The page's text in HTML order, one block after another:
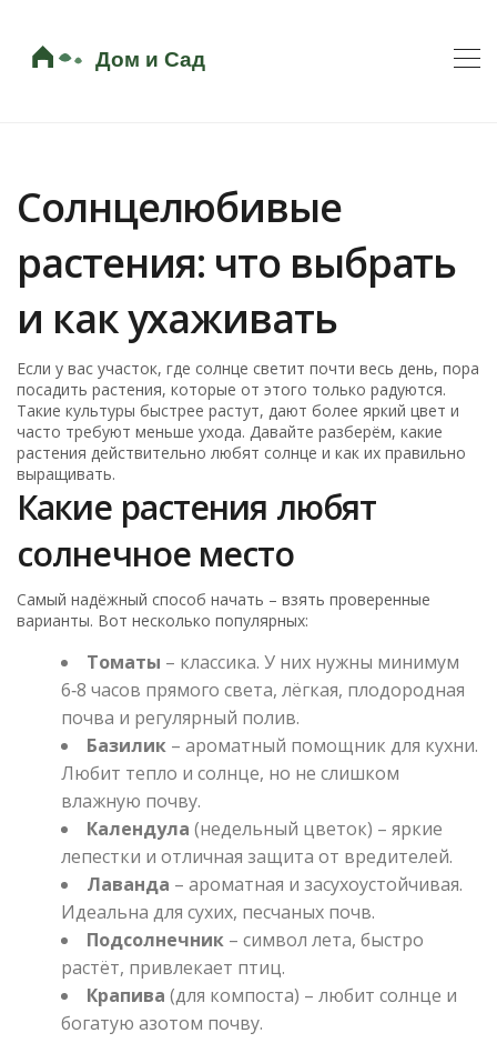
Солнцелюбивые
растения: что выбрать
и как ухаживать
Если у вас участок, где солнце светит почти весь день, пора
посадить растения, которые от этого только радуются.
Такие культуры быстрее растут, дают более яркий цвет и
часто требуют меньше ухода. Давайте разберём, какие
растения действительно любят солнце и как их правильно
выращивать.
Какие растения любят
солнечное место
Самый надёжный способ начать – взять проверенные
варианты. Вот несколько популярных:
Томаты – классика. У них нужны минимум
6‑8 часов прямого света, лёгкая, плодородная
почва и регулярный полив.
Базилик – ароматный помощник для кухни.
Любит тепло и солнце, но не слишком
влажную почву.
Календула (недельный цветок) – яркие
лепестки и отличная защита от вредителей.
Лаванда – ароматная и засухоустойчивая.
Идеальна для сухих, песчаных почв.
Подсолнечник – символ лета, быстро
растёт, привлекает птиц.
Крапива (для компоста) – любит солнце и
богатую азотом почву.